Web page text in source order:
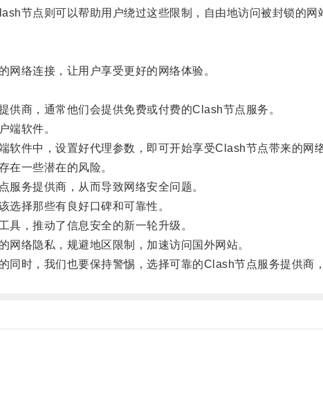
节点则可以帮助用户绕过这些限制，自由地访问被封锁的网
络连接，让用户享受更好的网络体验。
商，通常他们会提供免费或付费的Clash节点服务。
软件。
件中，设置好代理参数，即可开始享受Clash节点带来的网
一些潜在的风险。
务提供商，从而导致网络安全问题。
择那些有良好口碑和可靠性。
，推动了信息安全的新一轮升级。
络隐私，规避地区限制，加速访问国外网站。
时，我们也要保持警惕，选择可靠的Clash节点服务提供商